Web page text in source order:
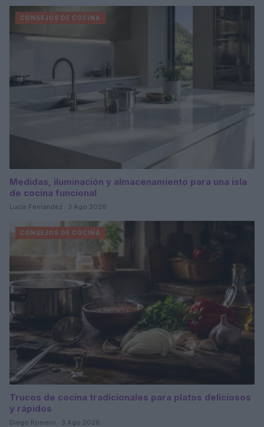
CONSEJOS DE COCINA
Medidas, iluminación y almacenamiento para una isla
de cocina funcional
Lucía Fernández · 3 Ago 2026
CONSEJOS DE COCINA
Trucos de cocina tradicionales para platos deliciosos
y rápidos
Diego Romero · 3 Ago 2026